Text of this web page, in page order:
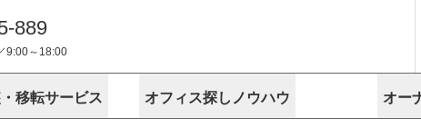
889
9:00～18:00
移転サービス オフィス探しノウハウ オー